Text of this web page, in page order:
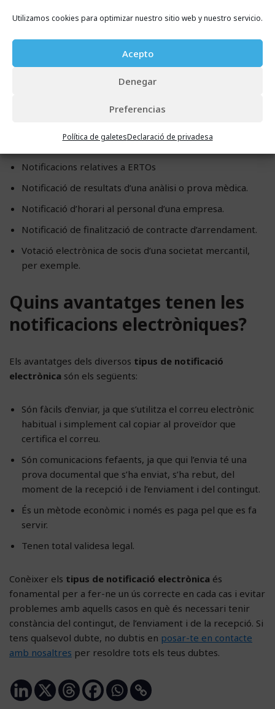
Utilizamos cookies para optimizar nuestro sitio web y nuestro servicio.
Acepto
Denegar
Preferencias
Política de galetesDeclaració de privadesa
tipus de notificació electrònica
que hem vist es
poden utilitzar per a multitud d’ocasions en què s’ha de
comunicar alguna cosa de manera fefaent, per exemple:
Reclamació de deutes i factures impagades a clients o
Notificació d’acomiadament.
Notificacions relatives a ERTOs
Notificació de resultats d’una anàlisi o prova mèdica.
Notificació d’horari al personal d’una empresa.
Notificació de finalització de contracte d’arrendament.
Votació electrònica de socis d’una societat mercantil,
per exemple.
Quins avantatges tenen les
notificacions electròniques?
Els avantatges dels diversos tipus de notificació
electrònica són els següents:
Són fàcils d’enviar, ja que s’utilitza el correu electrònic
habitual i simplement cal copiar al proveïdor que
certifica el correu.
Són comunicacions fefaents, ja que qui l’envia té una
prova documental que s’ha enviat, s’ha rebut, del
moment de la recepció i de l’enviament i del contingut.
És un mètode econòmic i només es paga pel que es fa
servir.
Tenen total validesa legal.
Conèixer els tipus de notificació electrònica és
fonamental per a fer-ne un ús correcte en cada cas i evitar
problemes amb aquells casos en què és necessari tenir
constància del contingut, de l’enviament i de la recepció. Si
tens qualsevol dubte, no dubtis en posar-te en contacte
amb nosaltres per resoldre tots els teus dubtes.